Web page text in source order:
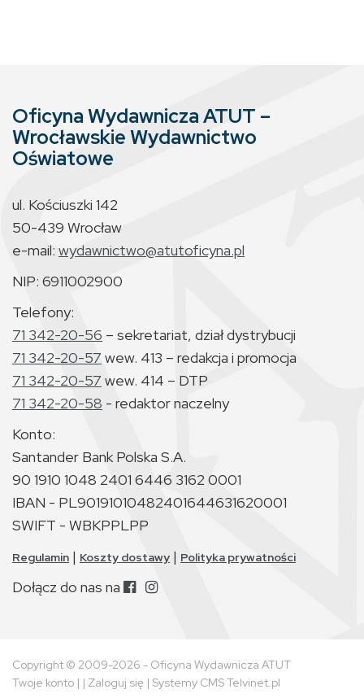
Oficyna Wydawnicza ATUT –
Wrocławskie Wydawnictwo
Oświatowe
ul. Kościuszki 142
50-439 Wrocław
e-mail: wydawnictwo@atutoficyna.pl
NIP: 6911002900
Telefony:
71 342-20-56 – sekretariat, dział dystrybucji
71 342-20-57 wew. 413 – redakcja i promocja
71 342-20-57 wew. 414 – DTP
71 342-20-58 - redaktor naczelny
Konto:
Santander Bank Polska S.A.
90 1910 1048 2401 6446 3162 0001
IBAN - PL90191010482401644631620001
SWIFT - WBKPPLPP
Regulamin | Koszty dostawy | Polityka prywatności
Dołącz do nas na
Copyright © 2009-2026 - Oficyna Wydawnicza ATUT
Twoje konto | | Zaloguj się | Systemy CMS Telvinet.pl